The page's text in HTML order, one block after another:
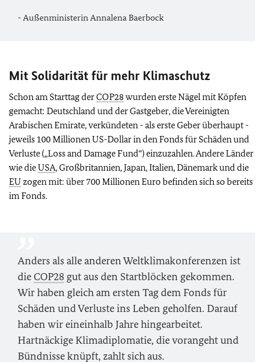
- Außenministerin Annalena Baerbock
Mit Solidarität für mehr Klimaschutz
Schon am Starttag derCOP28wurden erste Nägel mit Köpfen
gemacht: Deutschland und der Gastgeber, die Vereinigten
Arabischen Emirate, verkündeten - als erste Geber überhaupt -
jeweils 100 Millionen US-Dollar in den Fonds für Schäden und
Verluste („Loss and Damage Fund“) einzuzahlen. Andere Länder
wie dieUSA, Großbritannien, Japan, Italien, Dänemark und die
EU zogen mit: über 700 Millionen Euro befinden sich so bereits
im Fonds.
Anders als alle anderen Weltklimakonferenzen ist
die COP28 gut aus den Startblöcken gekommen.
Wir haben gleich am ersten Tag dem Fonds für
Schäden und Verluste ins Leben geholfen. Darauf
haben wir eineinhalb Jahre hingearbeitet.
Hartnäckige Klimadiplomatie, die vorangeht und
Bündnisse knüpft, zahlt sich aus.